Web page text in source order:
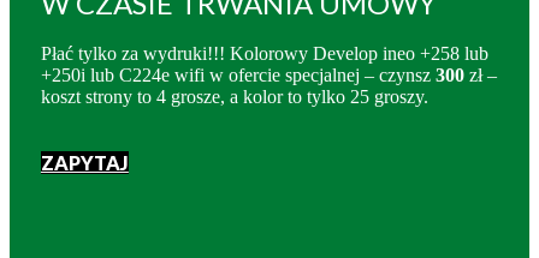
Płać tylko za wydruki!!! Kolorowy Develop ineo +258 lub
+250i lub C224e wifi w ofercie specjalnej – czynsz 300zł –
koszt strony to 4 grosze, a kolor to tylko 25 groszy.
ZAPYTAJ